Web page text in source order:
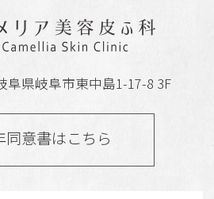
阜県岐阜市東中島1-17-8 3F
同意書はこちら